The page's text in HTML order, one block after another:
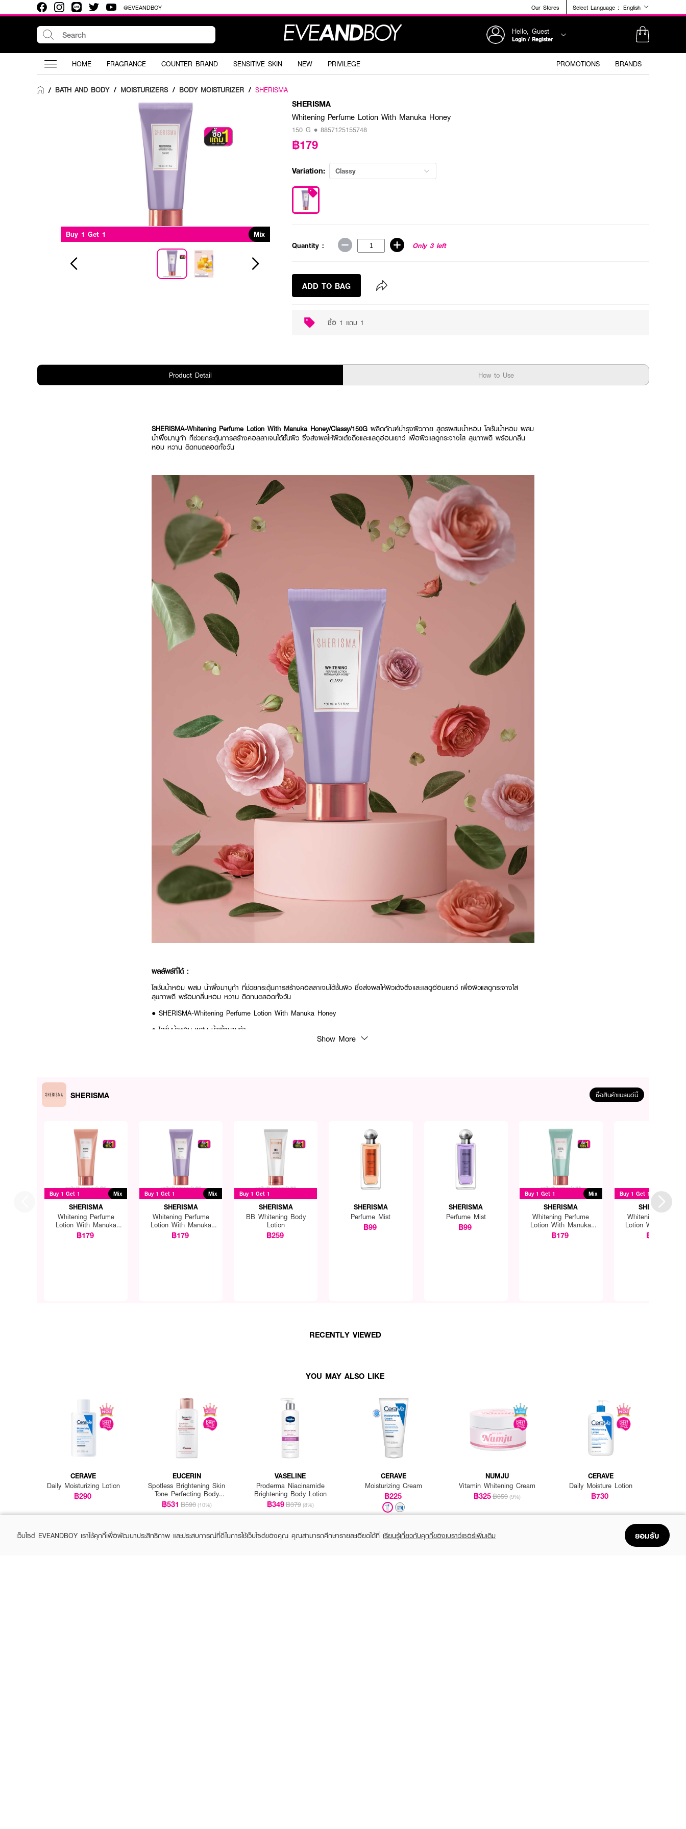
@EVEANDBOY Our Stores Select Language : English
Hello, Guest
Login / Register
HOME FRAGRANCE COUNTER BRAND SENSITIVE SKIN NEW PRIVILEGE PROMOTIONS BRANDS
/ BATH AND BODY / MOISTURIZERS / BODY MOISTURIZER / SHERISMA
Buy 1 Get 1 Mix
SHERISMA
Whitening Perfume Lotion With Manuka Honey
150 G • 8857125155748
฿179
Variation: Classy
Quantity : Only 3 left
ADD TO BAG
ซื้อ 1 แถม 1
Product Detail How to Use
SHERISMA-Whitening Perfume Lotion With Manuka Honey/Classy/150G ผลิตภัณฑ์บำรุงผิวกาย สูตรผสมน้ำหอม โลชั่นน้ำหอม ผสม
น้ำผึ้งมานูก้า ที่ช่วยกระตุ้นการสร้างคอลลาเจนใต้ชั้นผิว ซึ่งส่งผลให้ผิวเต้งตึงและแลดูอ่อนเยาว์ เพื่อผิวแลดูกระจางใส สุขภาพดี พร้อมกลิ่น
หอม หวาน ติดทนตลอดทั้งวัน
ผลลัพธ์ที่ได้ :
โลชั่นน้ำหอม ผสม น้ำผึ้งมานูก้า ที่ช่วยกระตุ้นการสร้างคอลลาเจนใต้ชั้นผิว ซึ่งส่งผลให้ผิวเต้งตึงและแลดูอ่อนเยาว์ เพื่อผิวแลดูกระจางใส
สุขภาพดี พร้อมกลิ่นหอม หวาน ติดทนตลอดทั้งวัน
● SHERISMA-Whitening Perfume Lotion With Manuka Honey
● โลชั่นน้ำหอม ผสม น้ำผึ้งมานูก้า
● ขนาด 150 g
How to Use :
ลูบไล้ให้ทั่วผิวกาย
Show More
SHERISMA ซื้อสินค้าแบรนด์นี้
Buy 1 Get 1 Mix
SHERISMA
Whitening Perfume
Lotion With Manuka
Honey
฿179
Buy 1 Get 1 Mix
SHERISMA
Whitening Perfume
Lotion With Manuka
Honey
฿179
Buy 1 Get 1
SHERISMA
BB Whitening Body
Lotion
฿259
SHERISMA
Perfume Mist
฿99
SHERISMA
Perfume Mist
฿99
Buy 1 Get 1 Mix
SHERISMA
Whitening Perfume
Lotion With Manuka
Honey
฿179
Buy 1 Get 1
SHERISMA
Whitening Perfume
Lotion With Manuka
Honey
฿179
RECENTLY VIEWED
YOU MAY ALSO LIKE
CERAVE
Daily Moisturizing Lotion
฿290
EUCERIN
Spotless Brightening Skin
Tone Perfecting Body
Lotion
฿531 ฿590 (10%)
VASELINE
Proderma Niacinamide
Brightening Body Lotion
฿349฿379 (8%)
CERAVE
Moisturizing Cream
฿225
NUMJU
Vitamin Whitening Cream
฿325฿359 (9%)
CERAVE
Daily Moisture Lotion
฿730
เว็บไซต์ EVEANDBOY เราใช้คุกกี้เพื่อพัฒนาประสิทธิภาพ และประสบการณ์ที่ดีในการใช้เว็บไซต์ของคุณ คุณสามารถศึกษารายละเอียดได้ที่ เรียนรู้เกี่ยวกับคุกกี้ของเบราว์เซอร์เพิ่มเติม ยอมรับ